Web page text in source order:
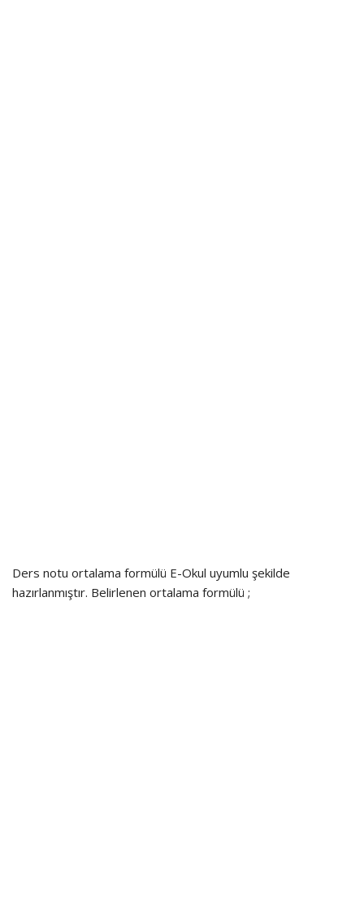
Ders notu ortalama formülü E-Okul uyumlu şekilde
hazırlanmıştır. Belirlenen ortalama formülü ;